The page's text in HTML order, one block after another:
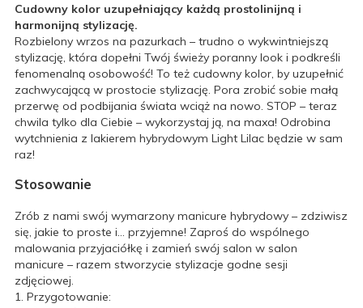
Cudowny kolor uzupełniający każdą prostolinijną i
harmonijną stylizację.
Rozbielony wrzos na pazurkach – trudno o wykwintniejszą
stylizację, która dopełni Twój świeży poranny look i podkreśli
fenomenalną osobowość! To też cudowny kolor, by uzupełnić
zachwycającą w prostocie stylizację. Pora zrobić sobie małą
przerwę od podbijania świata wciąż na nowo. STOP – teraz
chwila tylko dla Ciebie – wykorzystaj ją, na maxa! Odrobina
wytchnienia z lakierem hybrydowym Light Lilac będzie w sam
raz!
Stosowanie
Zrób z nami swój wymarzony manicure hybrydowy – zdziwisz
się, jakie to proste i… przyjemne! Zaproś do wspólnego
malowania przyjaciółkę i zamień swój salon w salon
manicure – razem stworzycie stylizacje godne sesji
zdjęciowej.
1. Przygotowanie: